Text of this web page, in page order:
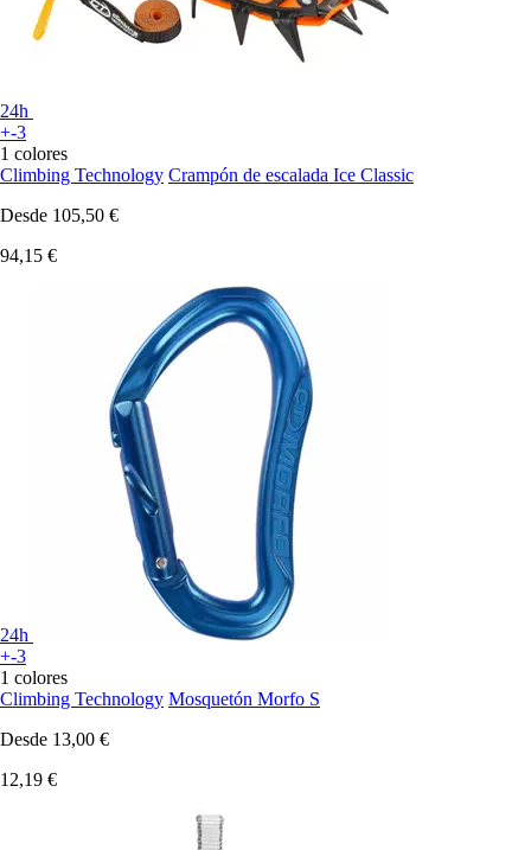
24h
+-3
1 colores
Climbing Technology Crampón de escalada Ice Classic
Desde 105,50 €
94,15 €
24h
+-3
1 colores
Climbing Technology Mosquetón Morfo S
Desde 13,00 €
12,19 €